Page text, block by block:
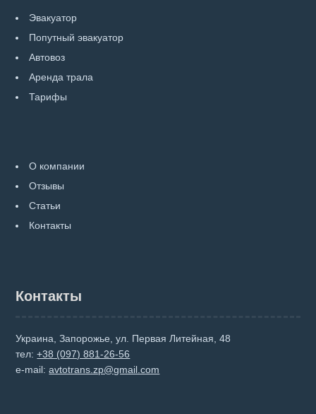
Эвакуатор
Попутный эвакуатор
Автовоз
Аренда трала
Тарифы
О компании
Отзывы
Статьи
Контакты
Контакты
Украина, Запорожье, ул. Первая Литейная, 48
тел:+38 (097) 881-26-56
e-mail:avtotrans.zp@gmail.com